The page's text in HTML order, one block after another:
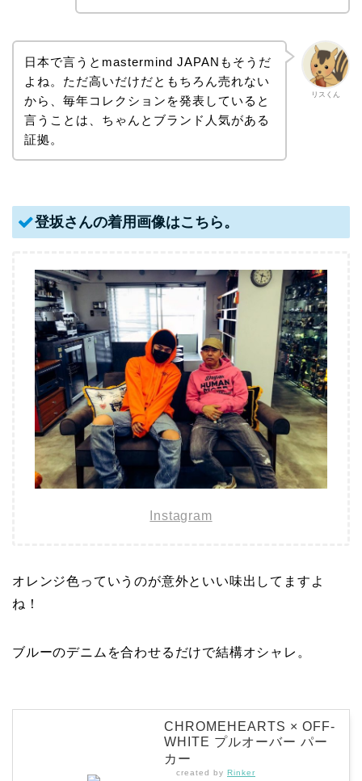
リスくん
日本で言うとmastermind JAPANもそうだ
よね。ただ高いだけだともちろん売れない
から、毎年コレクションを発表していると
言うことは、ちゃんとブランド人気がある
証拠。
登坂さんの着用画像はこちら。
Instagram
オレンジ色っていうのが意外といい味出してますよ
ね！
ブルーのデニムを合わせるだけで結構オシャレ。
CHROMEHEARTS × OFF-
WHITE プルオーバー パー
カー
created by Rinker